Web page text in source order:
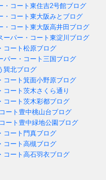
コート東住吉2号館ブログ
コート東大阪みとブログ
コート東大阪高井田ブログ
パー・コート東淀川ブログ
ート松原ブログ
ー・コート三国ブログ
巽北ブログ
ート箕面小野原ブログ
ート茨木さくら通り
ート茨木彩都ブログ
ート豊中桃山台ブログ
ート豊中緑地公園ブログ
ート門真ブログ
ート高槻ブログ
ート高石羽衣ブログ